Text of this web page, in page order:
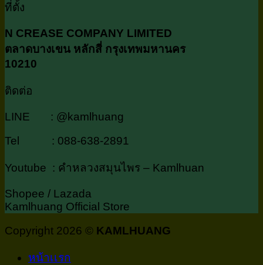
ที่ตั้ง
N CREASE COMPANY LIMITED
ตลาดบางเขน หลักสี่ กรุงเทพมหานคร
10210
ติดต่อ
LINE : @kamlhuang
Tel : 088-638-2891
Youtube : คำหลวงสมุนไพร – Kamlhuan
Shopee / Lazada
Kamlhuang Official Store
Copyright 2026 © KAMLHUANG
หน้าเเรก